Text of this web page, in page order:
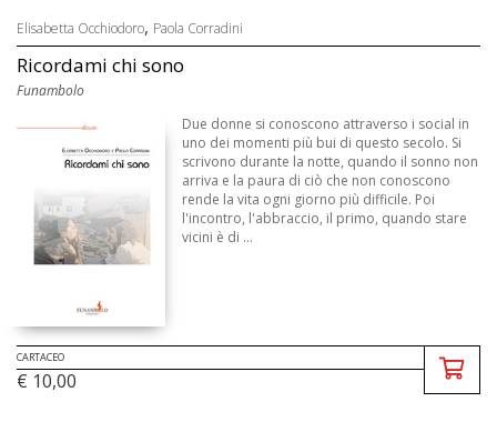
Elisabetta Occhiodoro, Paola Corradini
Ricordami chi sono
Funambolo
Due donne si conoscono attraverso i social in
uno dei momenti più bui di questo secolo. Si
scrivono durante la notte, quando il sonno non
arriva e la paura di ciò che non conoscono
rende la vita ogni giorno più difficile. Poi
l'incontro, l'abbraccio, il primo, quando stare
vicini è di ...
CARTACEO
€ 10,00